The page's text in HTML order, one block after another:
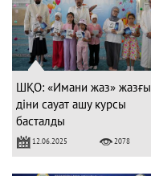
ШҚО: «Имани жаз» жазғы
діни сауат ашу курсы
басталды
12.06.2025 2078